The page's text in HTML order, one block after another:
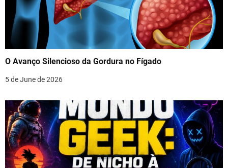
O Avanço Silencioso da Gordura no Fígado
5 de June de 2026